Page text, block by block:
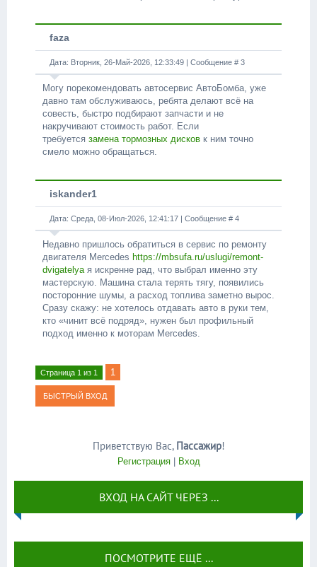
faza
Дата: Вторник, 26-Май-2026, 12:33:49 | Сообщение # 3
Могу порекомендовать автосервис АвтоБомба, уже
давно там обслуживаюсь, ребята делают всё на
совесть, быстро подбирают запчасти и не
накручивают стоимость работ. Если
требуется замена тормозных дисков к ним точно
смело можно обращаться.
iskander1
Дата: Среда, 08-Июл-2026, 12:41:17 | Сообщение # 4
Недавно пришлось обратиться в сервис по ремонту
двигателя Mercedes https://mbsufa.ru/uslugi/remont-
dvigatelyaя искренне рад, что выбрал именно эту
мастерскую. Машина стала терять тягу, появились
посторонние шумы, а расход топлива заметно вырос.
Сразу скажу: не хотелось отдавать авто в руки тем,
кто «чинит всё подряд», нужен был профильный
подход именно к моторам Mercedes.
Страница 1 из 1 1
Приветствую Вас, Пассажир!
Регистрация| Вход
ВХОД НА САЙТ ЧЕРЕЗ ...
ПОСМОТРИТЕ ЕЩЁ ...